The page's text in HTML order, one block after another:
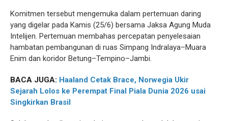
Komitmen tersebut mengemuka dalam pertemuan daring
yang digelar pada Kamis (25/6) bersama Jaksa Agung Muda
Intelijen. Pertemuan membahas percepatan penyelesaian
hambatan pembangunan di ruas Simpang Indralaya–Muara
Enim dan koridor Betung–Tempino–Jambi.
BACA JUGA: Haaland Cetak Brace, Norwegia Ukir
Sejarah Lolos ke Perempat Final Piala Dunia 2026 usai
Singkirkan Brasil